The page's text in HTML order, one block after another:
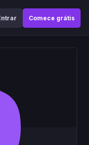
Comece grátis